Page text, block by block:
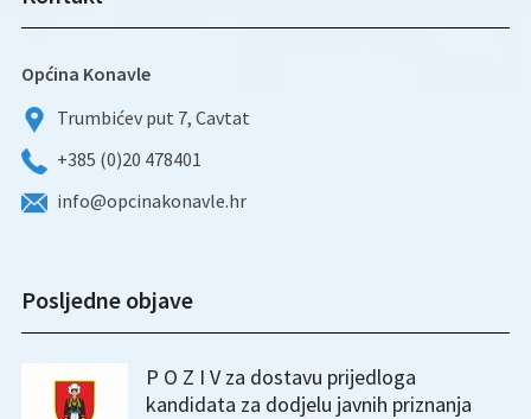
Općina Konavle
Trumbićev put 7, Cavtat
+385 (0)20 478401
info@opcinakonavle.hr
Posljedne objave
P O Z I V za dostavu prijedloga
kandidata za dodjelu javnih priznanja